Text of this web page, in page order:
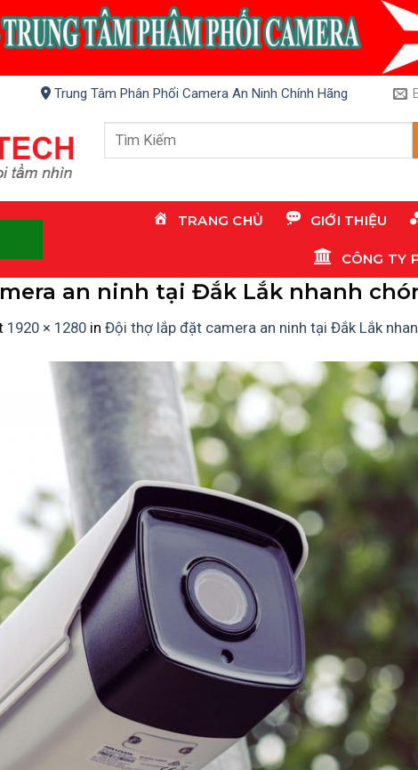
Trung Tâm Phân Phối Camera An Ninh Chính Hãng
Tìm
TRANG CHỦ GIỚI THIỆU
CÔNG TY
an ninh tại Đắk Lắk nhanh
1920 × 1280 in Đội thợ lắp đặt camera an ninh tại Đắk Lắk